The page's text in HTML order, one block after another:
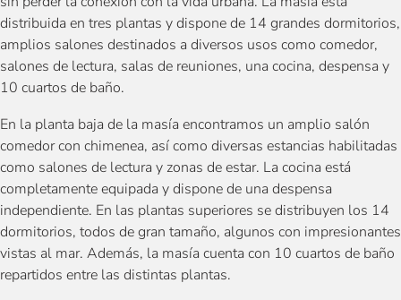
distribuida en tres plantas y dispone de 14 grandes dormitorios,
amplios salones destinados a diversos usos como comedor,
salones de lectura, salas de reuniones, una cocina, despensa y
10 cuartos de baño.
En la planta baja de la masía encontramos un amplio salón
comedor con chimenea, así como diversas estancias habilitadas
como salones de lectura y zonas de estar. La cocina está
completamente equipada y dispone de una despensa
independiente. En las plantas superiores se distribuyen los 14
dormitorios, todos de gran tamaño, algunos con impresionantes
vistas al mar. Además, la masía cuenta con 10 cuartos de baño
repartidos entre las distintas plantas.